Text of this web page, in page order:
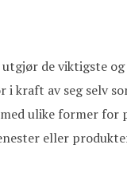
de viktigste
kraft av seg selv
ulike former
eller